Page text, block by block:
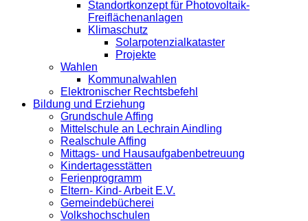
Standortkonzept für Photovoltaik-
Freiflächenanlagen
Klimaschutz
Solarpotenzialkataster
Projekte
Wahlen
Kommunalwahlen
Elektronischer Rechtsbefehl
Bildung und Erziehung
Grundschule Affing
Mittelschule an Lechrain Aindling
Realschule Affing
Mittags- und Hausaufgabenbetreuung
Kindertagesstätten
Ferienprogramm
Eltern- Kind- Arbeit E.V.
Gemeindebücherei
Volkshochschulen